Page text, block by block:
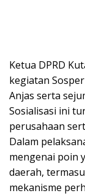
Ketua DPRD
kegiatan
Anjas serta
Sosialisasi ini
perusahaan
Dalam
mengenai poin
daerah,
mekanisme